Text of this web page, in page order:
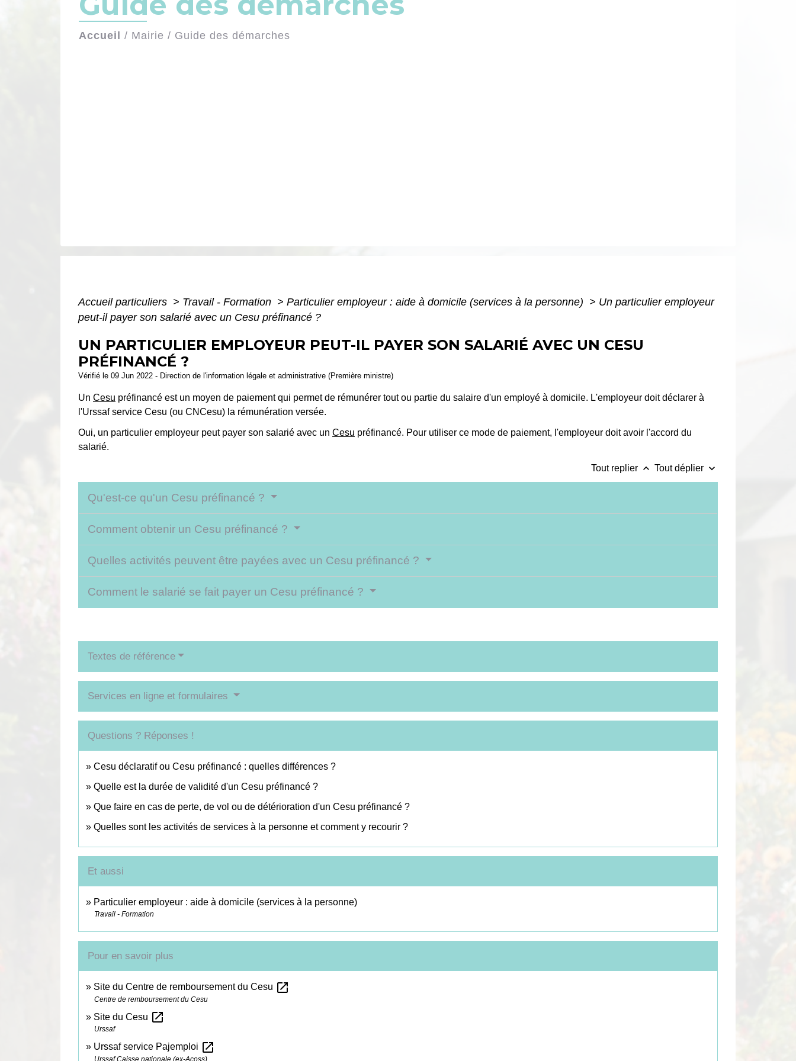
Accueil / Mairie / Guide des démarches
Accueil particuliers > Travail - Formation > Particulier employeur : aide à domicile (services à la personne) > Un particulier employeur
peut-il payer son salarié avec un Cesu préfinancé ?
UN PARTICULIER EMPLOYEUR PEUT-IL PAYER SON SALARIÉ AVEC UN CESU
PRÉFINANCÉ ?
Vérifié le 09 Jun 2022 - Direction de l'information légale et administrative (Première ministre)
Un Cesu préfinancé est un moyen de paiement qui permet de rémunérer tout ou partie du salaire d'un employé à domicile. L'employeur doit déclarer à
l'Urssaf service Cesu (ou CNCesu) la rémunération versée.
Oui, un particulier employeur peut payer son salarié avec un Cesu préfinancé. Pour utiliser ce mode de paiement, l'employeur doit avoir l'accord du
salarié.
Tout replier keyboard_arrow_up Tout déplier keyboard_arrow_down
Qu'est-ce qu'un Cesu préfinancé ?
Comment obtenir un Cesu préfinancé ?
Quelles activités peuvent être payées avec un Cesu préfinancé ?
Comment le salarié se fait payer un Cesu préfinancé ?
Textes de référence
Services en ligne et formulaires
Questions ? Réponses !
Cesu déclaratif ou Cesu préfinancé : quelles différences ?
Quelle est la durée de validité d'un Cesu préfinancé ?
Que faire en cas de perte, de vol ou de détérioration d'un Cesu préfinancé ?
Quelles sont les activités de services à la personne et comment y recourir ?
Et aussi
Particulier employeur : aide à domicile (services à la personne)
Travail - Formation
Pour en savoir plus
Site du Centre de remboursement du Cesu open_in_new
Centre de remboursement du Cesu
Site du Cesu open_in_new
Urssaf
Urssaf service Pajemploi open_in_new
Urssaf Caisse nationale (ex-Acoss)